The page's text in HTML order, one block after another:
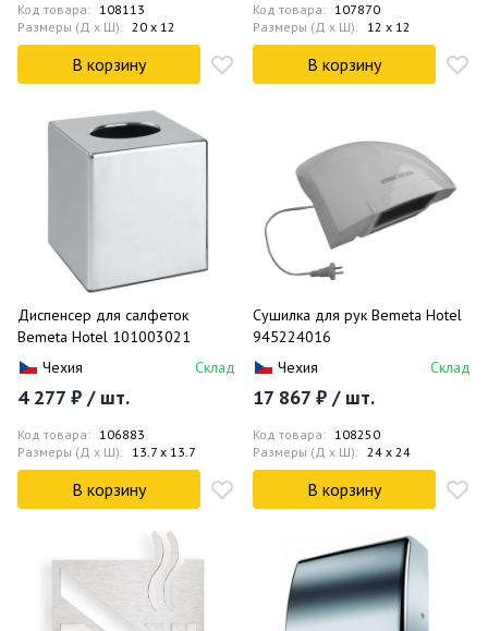
Код товара: 108113
Размеры (Д x Ш): 20 x 12
В корзину
Код товара: 107870
Размеры (Д x Ш): 12 x 12
В корзину
Диспенсер для салфеток
Bemeta Hotel 101003021
Чехия
Склад
4 277 ₽ / шт.
Код товара: 106883
Размеры (Д x Ш): 13.7 x 13.7
В корзину
Сушилка для рук Bemeta Hotel
945224016
Чехия
Склад
17 867 ₽ / шт.
Код товара: 108250
Размеры (Д x Ш): 24 x 24
В корзину